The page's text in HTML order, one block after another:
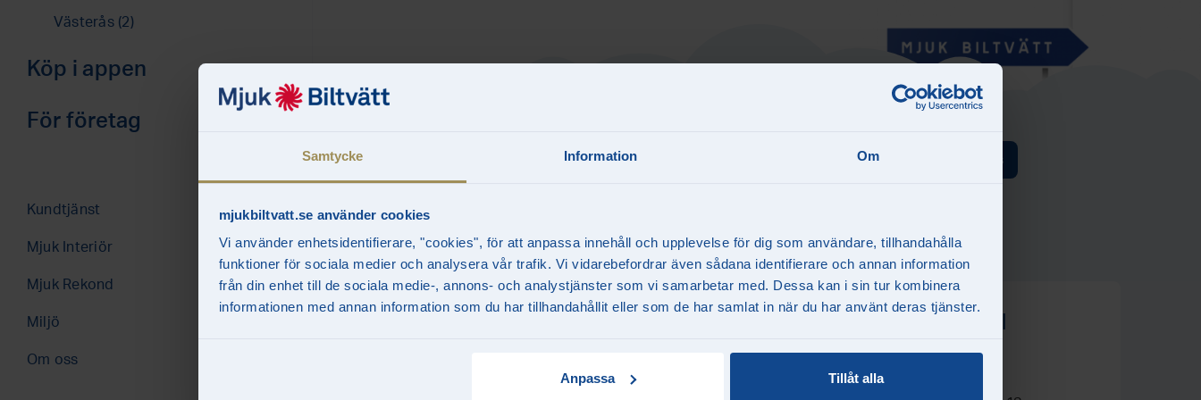
Samtycke Information Om
mjukbiltvatt.se använder cookies
Vi använder enhetsidentifierare, "cookies", för att anpassa innehåll och upplevelse för dig som användare, tillhandahålla
funktioner för sociala medier och analysera vår trafik. Vi vidarebefordrar även sådana identifierare och annan information
från din enhet till de sociala medie-, annons- och analystjänster som vi samarbetar med. Dessa kan i sin tur kombinera
informationen med annan information som du har tillhandahållit eller som de har samlat in när du har använt deras tjänster.
Anpassa Tillåt alla
Västerås (2)
Köp i appen
För företag
Mjuk Interiör
Nöjda kunder
Kundtjänst
Mjuk Interiör
Mjuk Rekond
Miljö
Om oss
Göteborg Varberg Västerås
Mjuk Biltvätt Västerås Hemdal